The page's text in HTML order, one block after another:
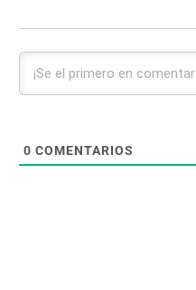
0 COMENTARIOS